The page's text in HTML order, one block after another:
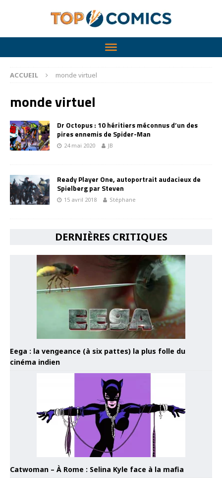
ACCUEIL monde virtuel
monde virtuel
Dr Octopus : 10 héritiers méconnus d’un des
pires ennemis de Spider-Man
24 mai 2020 JB
Ready Player One, autoportrait audacieux de
Spielberg par Steven
15 avril 2018 Stéphane
DERNIÈRES CRITIQUES
Eega : la vengeance (à six pattes) la plus folle du
cinéma indien
Catwoman – À Rome : Selina Kyle face à la mafia